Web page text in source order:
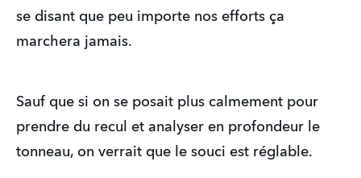
se disant que peu importe nos efforts ça
marchera jamais.
Sauf que si on se posait plus calmement pour
prendre du recul et analyser en profondeur le
tonneau, on verrait que le souci est réglable.